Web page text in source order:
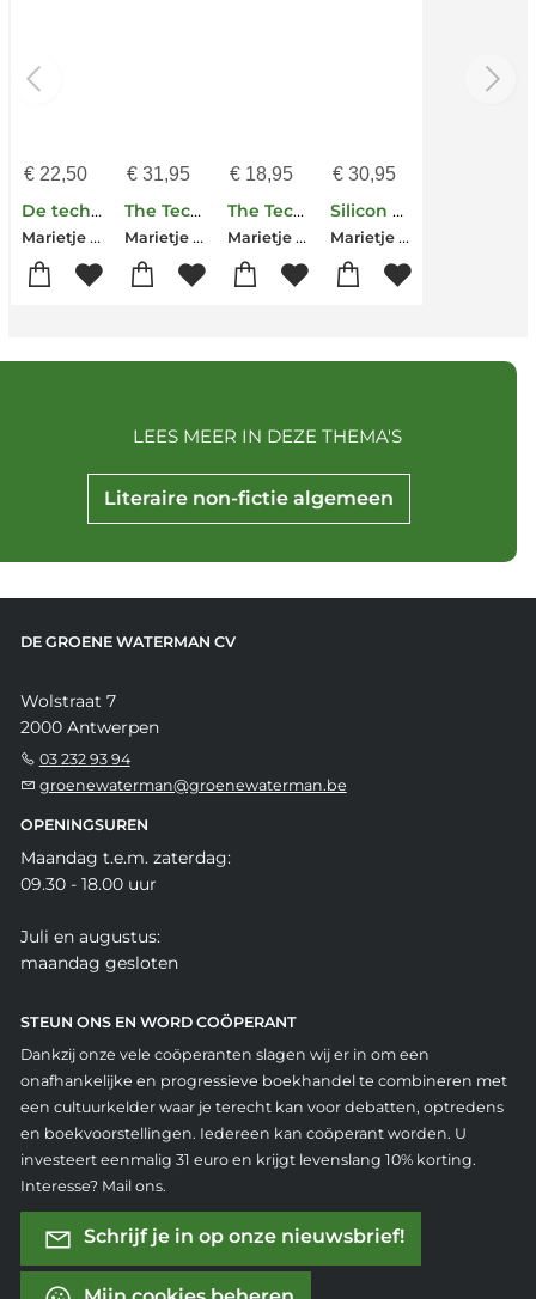
€22,50
De tech coup
Marietje Schaake
€31,95
The Tech Coup
Marietje Schaake
€ 18,95
The Tech Coup
Marietje Schaake
€ 30,95
Silicon Valley attacks
Marietje Schaake
Literaire non-fictie algemeen
LEES MEER IN DEZE THEMA'S
DE GROENE WATERMAN CV
Wolstraat 7
2000 Antwerpen
03 232 93 94
groenewaterman@groenewaterman.be
OPENINGSUREN
Maandag t.e.m. zaterdag:
09.30 - 18.00 uur
Juli en augustus:
maandag gesloten
STEUN ONS EN WORD COÖPERANT
Dankzij onze vele coöperanten slagen wij er in om een
onafhankelijke en progressieve boekhandel te combineren met
een cultuurkelder waar je terecht kan voor debatten, optredens
en boekvoorstellingen. Iedereen kan coöperant worden. U
investeert eenmalig 31 euro en krijgt levenslang 10% korting.
Interesse? Mail ons.
Schrijf je in op onze nieuwsbrief!